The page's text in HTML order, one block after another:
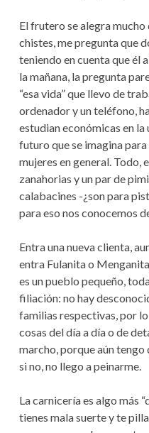
El frutero se alegra
chistes, me pregunta que
teniendo en cuenta que él
la mañana, la pregunta
“esa vida” que llevo de
ordenador y un teléfono,
estudian económicas en
futuro que se imagina
mujeres en general. Todo,
zanahorias y un par de
calabacines -¿son para
para eso nos conocemos
Entra una nueva clienta,
entra Fulanita o
es un pueblo pequeño,
filiación: no hay
familias respectivas, por
cosas del día a día o de
marcho, porque aún tengo
si no, no llego a peinarme.
La carnicería es algo más
tienes mala suerte y te